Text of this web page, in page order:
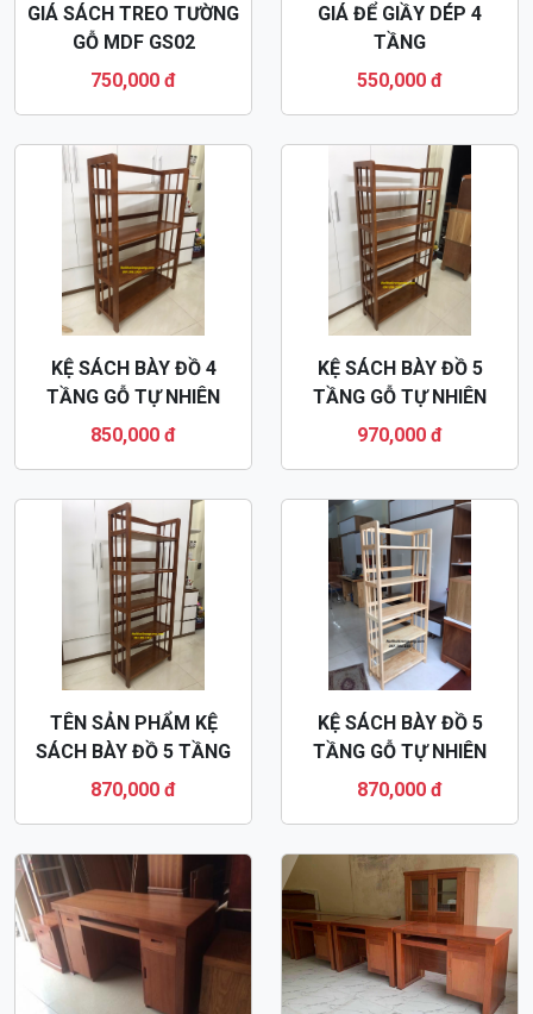
GIÁ SÁCH TREO TƯỜNG
GỖ MDF GS02
750,000 đ
GIÁ ĐỂ GIẦY DÉP 4
TẦNG
550,000 đ
KỆ SÁCH BÀY ĐỒ 4
TẦNG GỖ TỰ NHIÊN
KS01
850,000 đ
KỆ SÁCH BÀY ĐỒ 5
TẦNG GỖ TỰ NHIÊN
KS02
970,000 đ
TÊN SẢN PHẨM KỆ
SÁCH BÀY ĐỒ 5 TẦNG
GỖ TỰ NHIÊN KS03
870,000 đ
KỆ SÁCH BÀY ĐỒ 5
TẦNG GỖ TỰ NHIÊN
KS03
870,000 đ